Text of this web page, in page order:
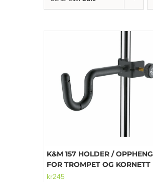
K&M 157 HOLDER / OPPHENG
FOR TROMPET OG KORNETT
kr245